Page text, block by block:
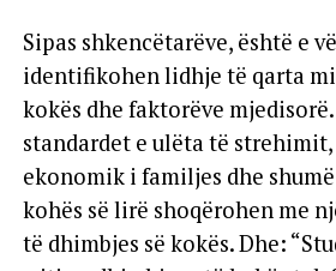
Sipas shkencëtarëve, është e
identifikohen lidhje të qarta
kokës dhe faktorëve
standardet e ulëta të
ekonomik i familjes dhe
kohës së lirë shoqërohen me
të dhimbjes së kokës. Dhe: